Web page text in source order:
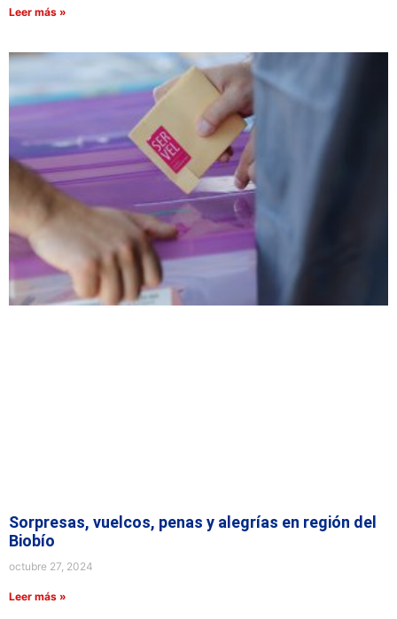
Leer más »
Sorpresas, vuelcos, penas y alegrías en región del
Biobío
octubre 27, 2024
Leer más »